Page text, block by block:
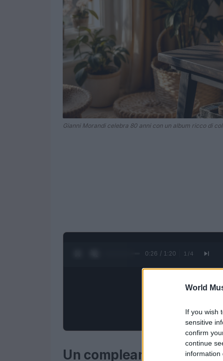
World
If you wish
sensitive
confirm
continue
information
Gianni Morandi celebra 80 anni con un album ricco di
0:27 / 1:20 1 /4
Un compleanno speciale